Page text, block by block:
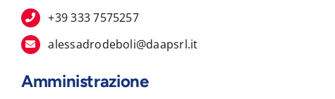
+39 333 7575257
alessadrodeboli@daapsrl.it
Amministrazione